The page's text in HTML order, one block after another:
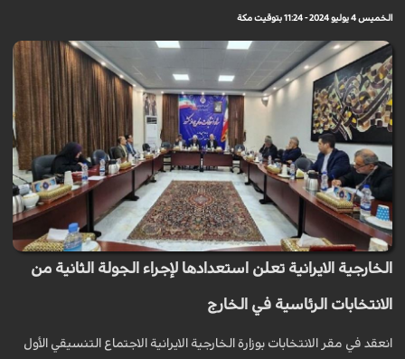
الخميس 4 يوليو 2024 - 11:24 بتوقيت مكة
الخارجية الايرانية تعلن استعدادها لإجراء الجولة الثانية من
الانتخابات الرئاسية في الخارج
انعقد في مقر الانتخابات بوزارة الخارجية الايرانية الاجتماع التنسيقي الأول